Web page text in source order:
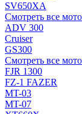
SV650XA
Смотреть все
ADV 300
Cruiser
GS300
Смотреть все
FJR 1300
FZ-1 FAZER
MT-03
MT-07